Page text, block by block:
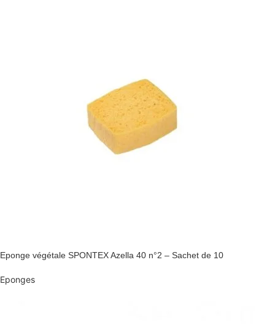
Eponge végétale SPONTEX Azella 40 n°2 – Sachet de 10
Eponges